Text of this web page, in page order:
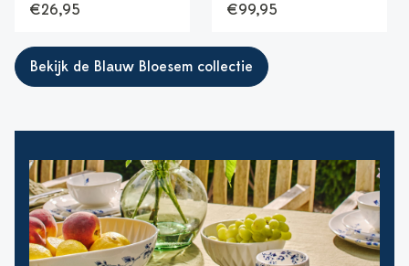
€26,95
€99,95
Bekijk de Blauw Bloesem collectie